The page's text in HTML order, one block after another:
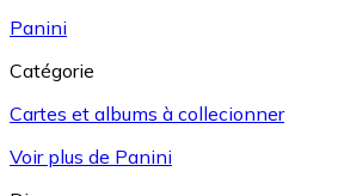
Panini
Catégorie
Cartes et albums à collecionner
Voir plus de Panini